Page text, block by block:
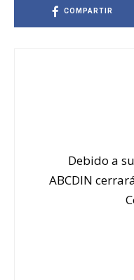
COMPARTIR
Debido a
ABCDIN